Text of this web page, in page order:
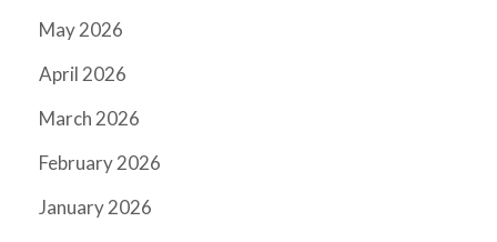
May 2026
April 2026
March 2026
February 2026
January 2026